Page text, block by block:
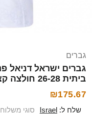
גברים
ביתית 26-28 חולצה קצרה
₪175.67
שלח ל: Israel סוגי משלוח